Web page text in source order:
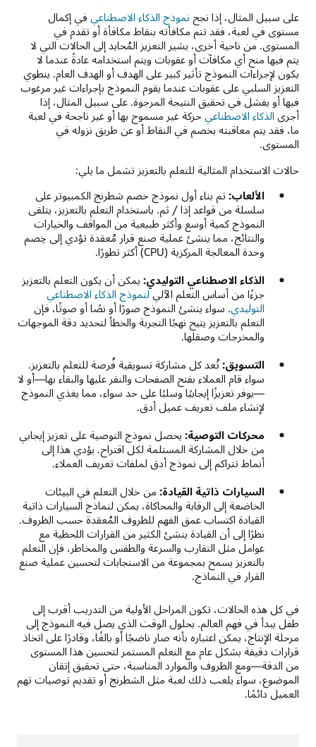
على سبيل المثال، إذا نجح نموذج الذكاء الاصطناعي في إكمال
مستوى في لعبة، فقد تتم مكافأته بنقاط مكافأة أو تقدم في
المستوى. من ناحية أخرى، يشير التعزيز المُحايد إلى الحالات التي لا
يتم فيها منح أي مكافآت أو عقوبات ويتم استخدامه عادةً عندما لا
يكون لإجراءات النموذج تأثير كبير على الهدف أو الهدف العام. ينطوي
التعزيز السلبي على عقوبات عندما يقوم النموذج بإجراءات غير مرغوب
فيها أو يفشل في تحقيق النتيجة المرجوة. على سبيل المثال، إذا
أجرى الذكاء الاصطناعي حركة غير مسموح بها أو غير ناجحة في لعبة
ما، فقد يتم معاقبته بخصم في النقاط أو عن طريق نزوله في
المستوى.
حالات الاستخدام المثالية للتعلم بالتعزيز تشمل ما يلي:
الألعاب: تم بناء أول نموذج خصم شطرنج الكمبيوتر على
سلسلة من قواعد إذا / ثم. باستخدام التعلم بالتعزيز، يتلقى
النموذج كمية أوسع وأكثر طبيعية من المواقف والخيارات
والنتائج، مما ينشئ عملية صنع قرار مُعقدة تؤدي إلى خِصم
وحدة المعالجة المركزية (CPU) أكثر تطورًا.
الذكاء الاصطناعي التوليدي: يمكن أن يكون التعلم بالتعزيز
جزءًا من أساس التعلم الآليلنموذج الذكاء الاصطناعي
التوليدي. سواء ينشئ النموذج صورًا أو نصًا أو صوتًا، فإن
التعلم بالتعزيز يتيح نهجًا التجربة والخطأ لتحديد دقة الموجهات
والمخرجات وصقلها.
التسويق: تُعد كل مشاركة تسويقية فُرصة للتعلم بالتعزيز.
سواء قام العملاء بفتح الصفحات والنقر عليها والبقاء بها—أو لا
—يوفر تعزيزًا إيجابيًا وسلبًا على حد سواء، مما يغذي النموذج
لإنشاء ملف تعريف عميل أدق.
محركات التوصية: يحصل نموذج التوصية على تعزيز إيجابي
من خلال المشاركة المستلمة لكل اقتراح. يؤدي هذا إلى
أنماط تتراكم إلى نموذج أدق لملفات تعريف العملاء.
السيارات ذاتية القيادة: من خلال التعلم في البيئات
الخاضعة إلى الرقابة والمحاكاة، يمكن لنماذج السيارات ذاتية
القيادة اكتساب عمق الفهم للظروف المُعقدة حسب الظروف.
نظرًا إلى أن القيادة ينشئ الكثير من القرارات اللحظية مع
عوامل مثل التقارب والسرعة والطقس والمخاطر، فإن التعلم
بالتعزيز يسمح بمجموعة من الاستجابات لتحسين عملية صنع
القرار في النماذج.
في كل هذه الحالات، تكون المراحل الأولية من التدريب أقرب إلى
طفل يبدأ في فهم العالم. بحلول الوقت الذي يصل فيه النموذج إلى
مرحلة الإنتاج، يمكن اعتباره بأنه صار ناضجًا أو بالغًا، وقادرًا على اتخاذ
قرارات دقيقة بشكل عام مع التعلم المستمر لتحسين هذا المستوى
من الدقة—ومع الظروف والموارد المناسبة، حتى تحقيق إتقان
الموضوع، سواء يلعب ذلك لعبة مثل الشطرنج أو تقديم توصيات تهم
العميل دائمًا.